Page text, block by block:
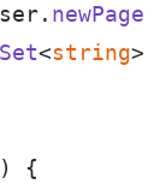
newPage
Set<string
) {